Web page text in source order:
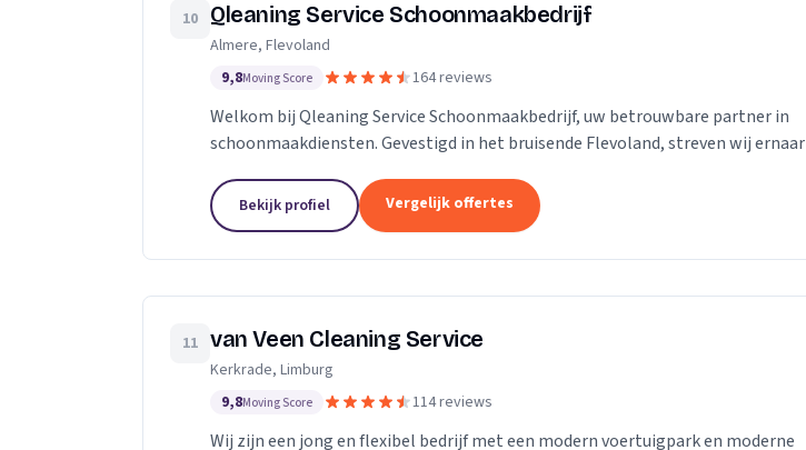
10 Qleaning Service Schoonmaakbedrijf
Almere, Flevoland
9,8Moving Score 164 reviews
Welkom bij Qleaning Service Schoonmaakbedrijf, uw betrouwbare partner in
schoonmaakdiensten. Gevestigd in het bruisende Flevoland, streven wij ernaar
Bekijk profiel Vergelijk offertes
11 van Veen Cleaning Service
Kerkrade, Limburg
9,8Moving Score 114 reviews
Wij zijn een jong en flexibel bedrijf met een modern voertuigpark en moderne